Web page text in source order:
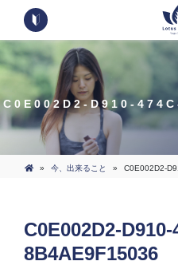
C0E002D2-D910-
» 今、出来ること » C0E002D2-
C0E002D2-
8B4AE9F15036